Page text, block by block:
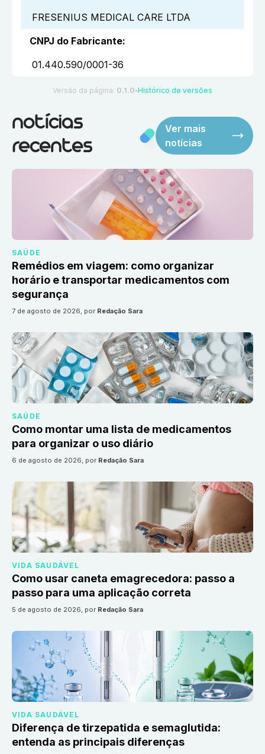
FRESENIUS MEDICAL CARE LTDA
CNPJ do Fabricante:
01.440.590/0001-36
Versão da página: 0.1.0 ●Histórico de versões
notícias
recentes
Ver mais
notícias
SAÚDE
Remédios em viagem: como organizar
horário e transportar medicamentos com
segurança
7 de agosto de 2026, por Redação Sara
SAÚDE
Como montar uma lista de medicamentos
para organizar o uso diário
6 de agosto de 2026, por Redação Sara
VIDA SAUDÁVEL
Como usar caneta emagrecedora: passo a
passo para uma aplicação correta
5 de agosto de 2026, por Redação Sara
VIDA SAUDÁVEL
Diferença de tirzepatida e semaglutida:
entenda as principais diferenças